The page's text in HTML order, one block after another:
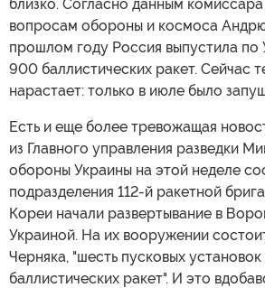
близко. Согласно данным
вопросам обороны и космоса
прошлом году Россия выпустила по
900 баллистических ракет. Сейчас
нарастает: только в июле было
Есть и еще более тревожащая
из Главного управления разведки
обороны Украины на этой неделе
подразделения 112-й ракетной
Кореи начали развертывание в
Украиной. На их вооружении
Черняка, "шесть пусковых
баллистических ракет". И это